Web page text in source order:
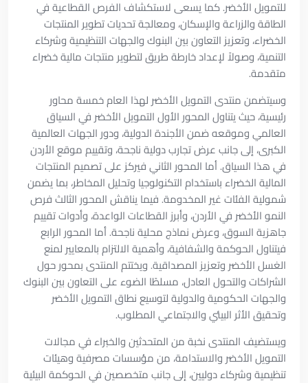
للتمويل الأخضر. كما يسعى لاستكشاف الفرص القطاعية في
الطاقة والزراعة والإسكان، ومعالجة تحديات تطوير المنتجات
الخضراء، وتعزيز التعاون بين البنوك والجهات التنظيمية وشركاء
التنمية، وصولاً لإعداد خارطة طريق لتطوير منتجات مالية خضراء
متقدمة.
وسيتضمن منتدى التمويل الأخضر لهذا العام خمسة محاور
رئيسية، حيث يتناول المحور الأول التمويل الأخضر في السياق
العالمي وموقعه ضمن الأجندة الدولية، ودور الجهات العالمية
الكبرى، إلى جانب عرض تجارب دولية ناجحة، وتقييم موقع الأردن
في هذا السياق. أما المحور الثاني فيركز على تصميم المنتجات
المالية الخضراء باستخدام التكنولوجيا وتحليل المخاطر، بما يضمن
شمولية الفئات غير المخدومة. فيما يناقش المحور الثالث فرص
النمو الأخضر في الأردن، وأبرز القطاعات الواعدة، وأدوات تقييم
جاهزية السوق، وعرض نماذج محلية ناجحة. أما المحور الرابع
فيتناول الحوكمة والشفافية، وأهمية الالتزام بالمعايير لمنع
الغسل الأخضر وتعزيز المصداقية. ويختتم المنتدى بمحور حول
الشراكات والتحول العادل، مسلطًا الضوء على التعاون بين البنوك
والجهات الحكومية والدولية لتوسيع نطاق التمويل الأخضر
وتحقيق الأثر البيئي والاجتماعي المطلوب.
ويستضيف المنتدى نخبة من المتحدثين والخبراء في مجالات
التمويل الأخضر والاستدامة، من مؤسسات مصرفية وهيئات
تنظيمية وشركاء دوليين، إلى جانب متخصصين في الحوكمة البيئية